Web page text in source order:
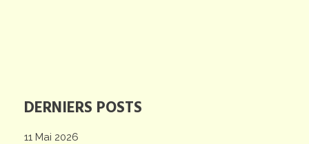
DERNIERS POSTS
11 Mai 2026